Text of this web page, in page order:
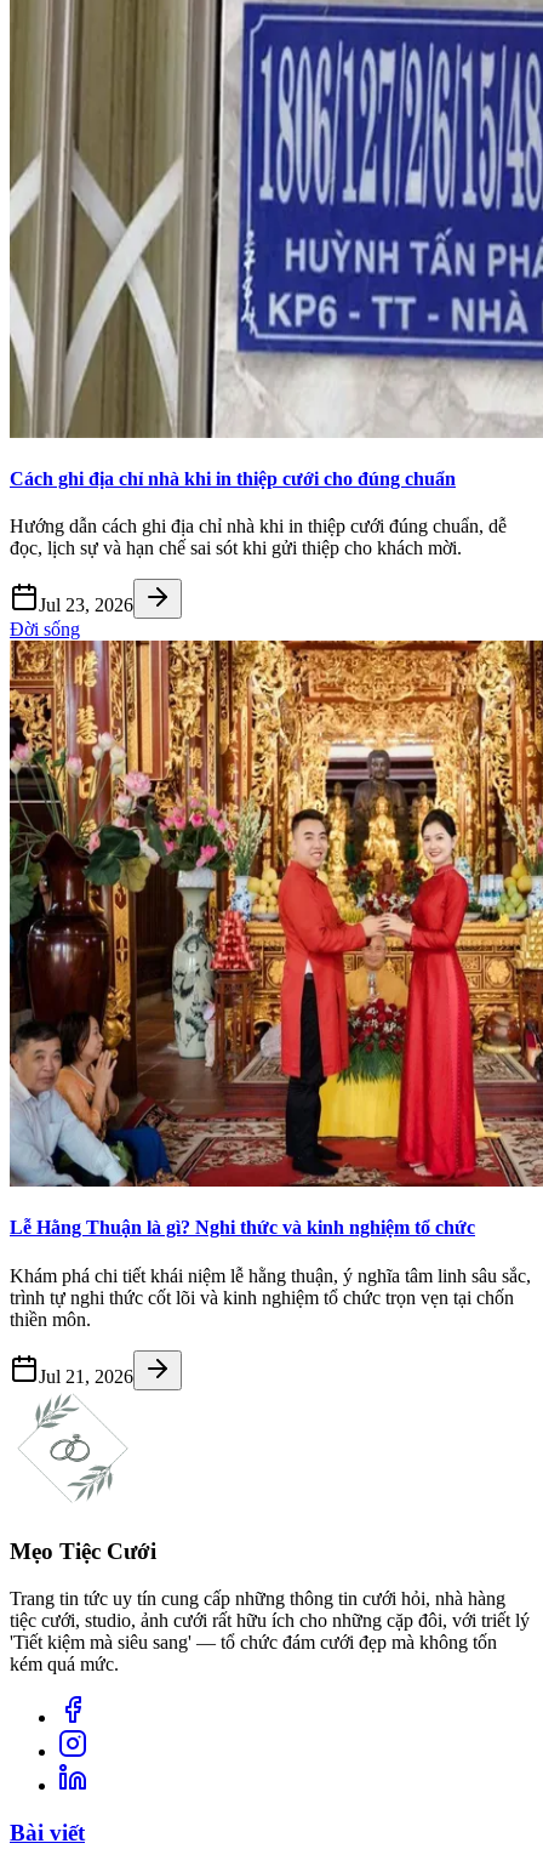
Cách ghi địa chỉ nhà khi in thiệp cưới cho đúng chuẩn
Hướng dẫn cách ghi địa chỉ nhà khi in thiệp cưới đúng chuẩn, dễ
đọc, lịch sự và hạn chế sai sót khi gửi thiệp cho khách mời.
Jul 23, 2026
Đời sống
Lễ Hằng Thuận là gì? Nghi thức và kinh nghiệm tổ chức
Khám phá chi tiết khái niệm lễ hằng thuận, ý nghĩa tâm linh sâu sắc,
trình tự nghi thức cốt lõi và kinh nghiệm tổ chức trọn vẹn tại chốn
thiền môn.
Jul 21, 2026
Mẹo Tiệc Cưới
Trang tin tức uy tín cung cấp những thông tin cưới hỏi, nhà hàng
tiệc cưới, studio, ảnh cưới rất hữu ích cho những cặp đôi, với triết lý
'Tiết kiệm mà siêu sang' — tổ chức đám cưới đẹp mà không tốn
kém quá mức.
Bài viết